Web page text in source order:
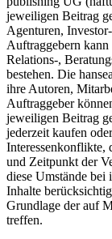
jeweiligen Beitrag
Agenturen,
Auftraggebern
Relations-,
bestehen. Die
ihre Autoren,
Auftraggeber
jeweiligen Beitrag
jederzeit kaufen
Interessenkonflikte,
und Zeitpunkt der
diese Umstände
Inhalte
Grundlage der auf
treffen.